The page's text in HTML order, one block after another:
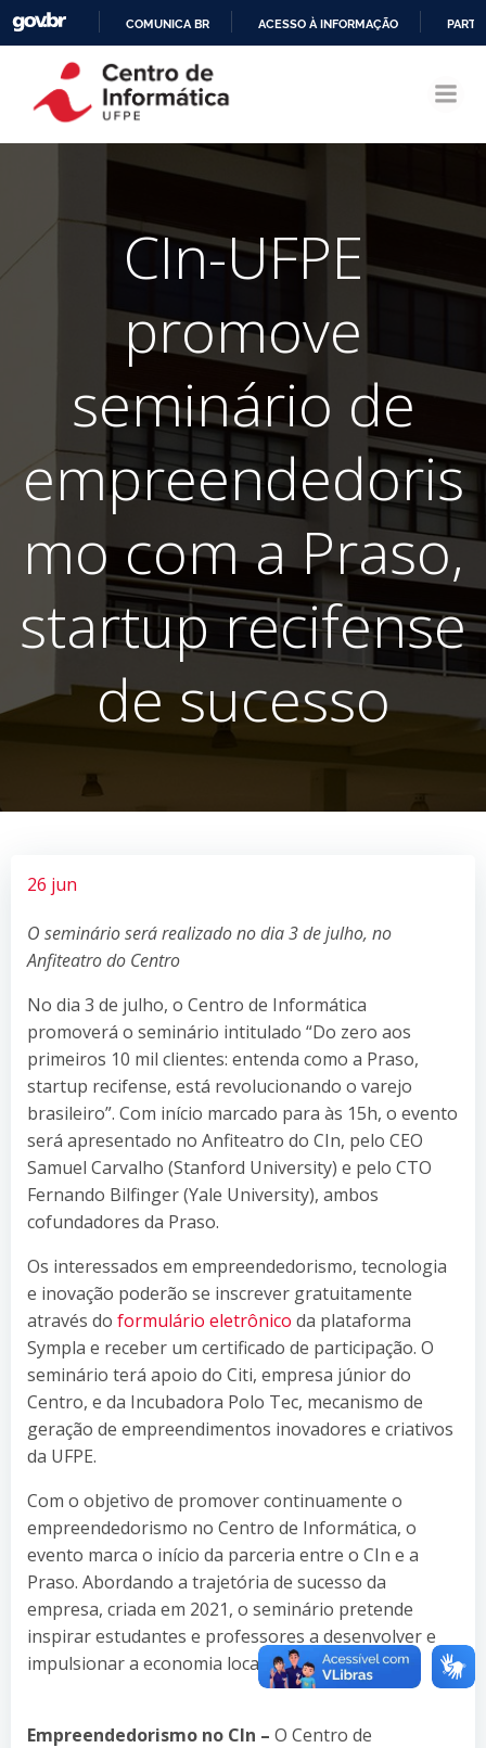
CONTEÚDO
COMUNICA BR ACESSO À INFORMAÇÃO
CIn-UFPE
promove
seminário de
empreendedoris
mo com a Praso,
startup recifense
de sucesso
26 jun
O seminário será realizado no dia 3 de julho, no
Anfiteatro do Centro
No dia 3 de julho, o Centro de Informática
promoverá o seminário intitulado “Do zero aos
primeiros 10 mil clientes: entenda como a Praso,
startup recifense, está revolucionando o varejo
brasileiro”. Com início marcado para às 15h, o evento
será apresentado no Anfiteatro do CIn, pelo CEO
Samuel Carvalho (Stanford University) e pelo CTO
Fernando Bilfinger (Yale University), ambos
cofundadores da Praso.
Os interessados em empreendedorismo, tecnologia
e inovação poderão se inscrever gratuitamente
através do formulário eletrônico da plataforma
Sympla e receber um certificado de participação. O
seminário terá apoio do Citi, empresa júnior do
Centro, e da Incubadora Polo Tec, mecanismo de
geração de empreendimentos inovadores e criativos
da UFPE.
Com o objetivo de promover continuamente o
empreendedorismo no Centro de Informática, o
evento marca o início da parceria entre o CIn e a
Praso. Abordando a trajetória de sucesso da
empresa, criada em 2021, o seminário pretende
inspirar estudantes e professores a desenvolver e
impulsionar a economia local.
Empreendedorismo no CIn – O Centro de